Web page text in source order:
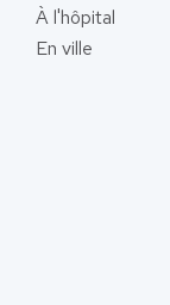
À l'hôpital
En ville